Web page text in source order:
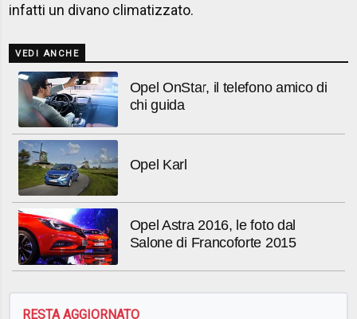
infatti un divano climatizzato.
VEDI ANCHE
Opel OnStar, il telefono amico di
chi guida
Opel Karl
Opel Astra 2016, le foto dal
Salone di Francoforte 2015
RESTA AGGIORNATO